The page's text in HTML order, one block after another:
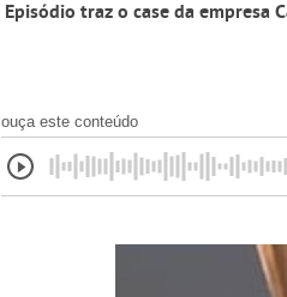
Episódio traz o case da empresa
ouça este conteúdo